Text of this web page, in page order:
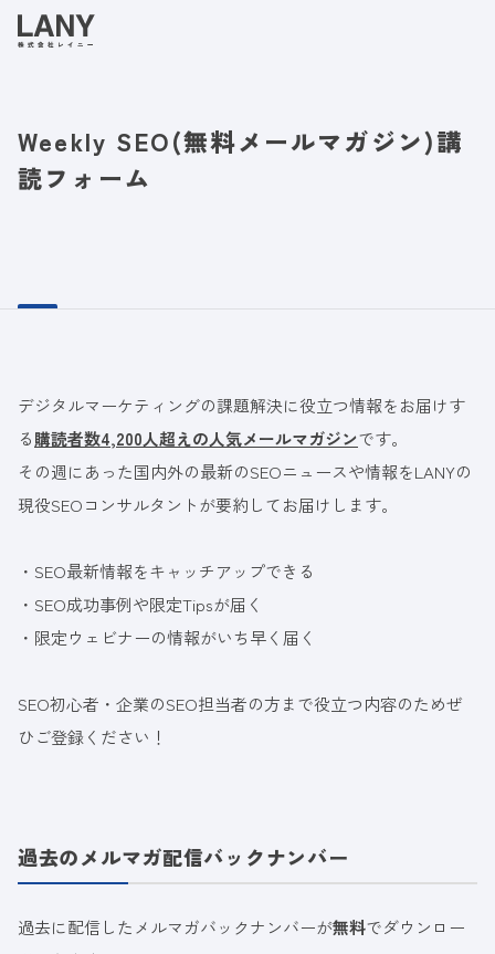
Weekly SEO(無料メールマガジン)講
読フォーム
Mail
デジタルマーケティングの課題解決に役立つ情報をお届けす
る購読者数4,200人超えの人気メールマガジンです。
その週にあった国内外の最新のSEOニュースや情報をLANYの
現役SEOコンサルタントが要約してお届けします。
・SEO最新情報をキャッチアップできる
・SEO成功事例や限定Tipsが届く
・限定ウェビナーの情報がいち早く届く
SEO初心者・企業のSEO担当者の方まで役立つ内容のためぜ
ひご登録ください！
過去のメルマガ配信バックナンバー
過去に配信したメルマガバックナンバーが無料でダウンロー